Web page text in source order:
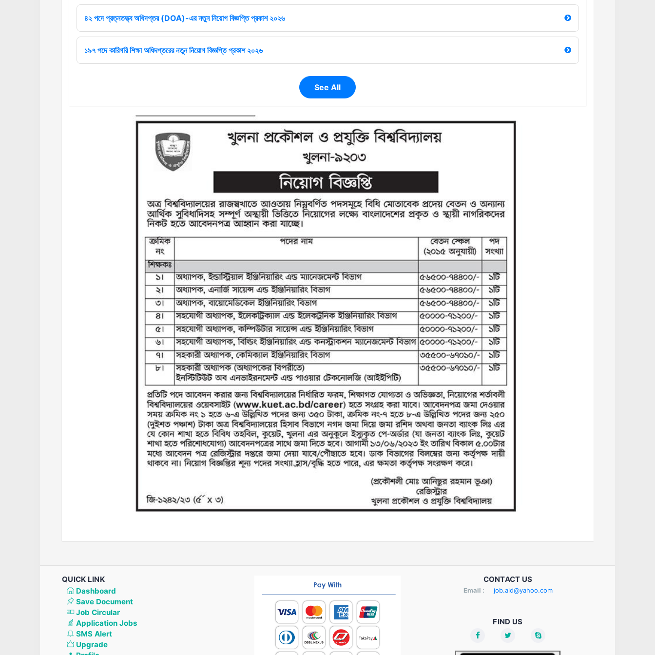
৪২ পদে প্রত্নতত্ত্ব অধিদপ্তর (DOA)-এর নতুন নিয়োগ বিজ্ঞপ্তি প্রকাশ ২০২৬
১৯৭ পদে কারিগরি শিক্ষা অধিদপ্তরের নতুন নিয়োগ বিজ্ঞপ্তি প্রকাশ ২০২৬
See All
QUICK LINK
Dashboard
Save Document
Job Circular
Application Jobs
SMS Alert
Upgrade
CONTACT US
Email : job.aid@yahoo.com
FIND US